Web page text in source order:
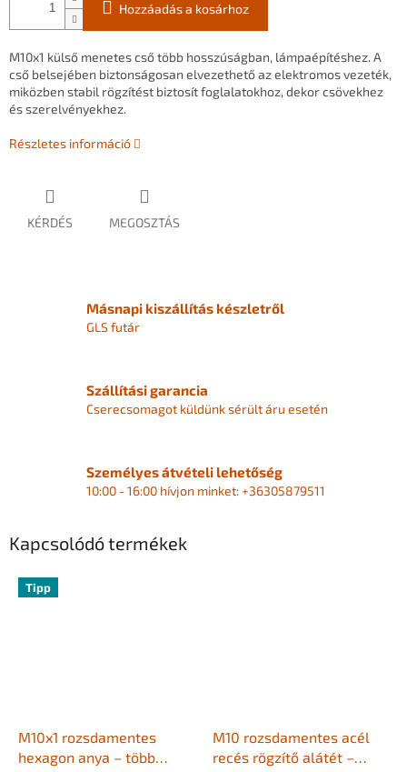
Hozzáadás a kosárhoz
M10x1 külső menetescsőtöbb hosszúságban, lámpaépítéshez. A
cső belsejében biztonságosan elvezethetőazelektromosvezeték,
miközben stabil rögzítést biztosítfoglalatokhoz, dekorcsövekhez
ésszerelvényekhez.
Részletes információ
KÉRDÉS MEGOSZTÁS
Másnapi kiszállítás készletről
GLS futár
Szállítási garancia
Cserecsomagot küldünk sérült áru esetén
Személyes átvételi lehetőség
10:00 - 16:00 hívjon minket: +36305879511
Kapcsolódó termékek
Tipp
M10x1 rozsdamentes
hexagon anya – több
M10 rozsdamentes acél
recés rögzítő alátét –